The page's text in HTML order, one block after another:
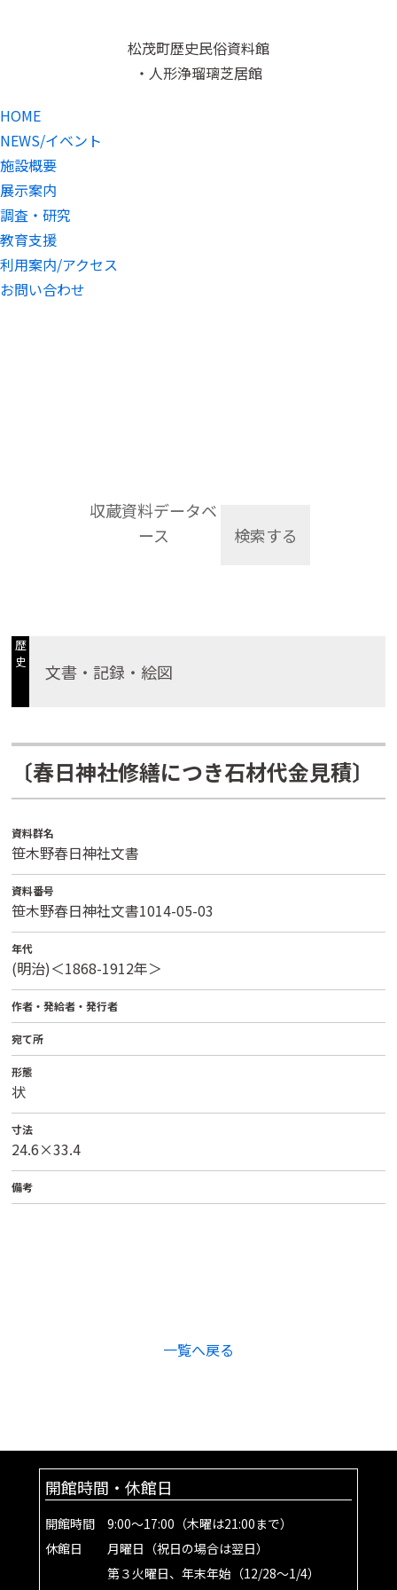
松茂町歴史民俗資料館
・人形浄瑠璃芝居館
HOME
NEWS/イベント
施設概要
展示案内
調査・研究
教育支援
利用案内/アクセス
お問い合わせ
収蔵資料データベ
ース
検索する
歴
史
文書・記録・絵図
〔春日神社修繕につき石材代金見積〕
資料群名
笹木野春日神社文書
資料番号
笹木野春日神社文書1014-05-03
年代
(明治)＜1868-1912年＞
作者・発給者・発行者
宛て所
形態
状
寸法
24.6×33.4
備考
一覧へ戻る
開館時間・休館日
開館時間 9:00～17:00（木曜は21:00まで）
休館日 月曜日（祝日の場合は翌日）
第３火曜日、年末年始（12/28～1/4）